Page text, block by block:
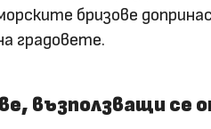
бризове
градовете.
възползващи се